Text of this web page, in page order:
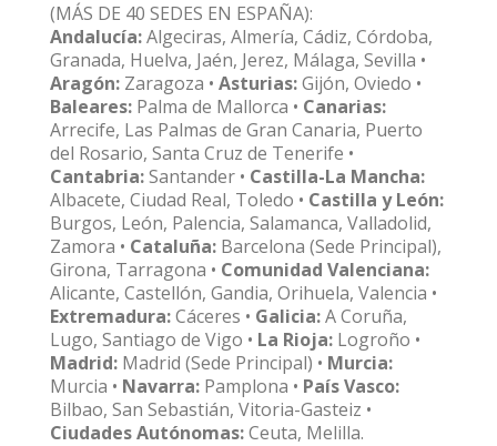
(MÁS DE 40 SEDES EN ESPAÑA):
Andalucía:Algeciras, Almería, Cádiz, Córdoba,
Granada, Huelva, Jaén, Jerez, Málaga, Sevilla •
Aragón: Zaragoza • Asturias:Gijón, Oviedo •
Baleares: Palma de Mallorca • Canarias:
Arrecife, Las Palmas de Gran Canaria, Puerto
del Rosario, Santa Cruz de Tenerife •
Cantabria:Santander • Castilla-La Mancha:
Albacete, Ciudad Real, Toledo • Castilla y León:
Burgos, León, Palencia, Salamanca, Valladolid,
Zamora • Cataluña: Barcelona (Sede Principal),
Girona, Tarragona • Comunidad Valenciana:
Alicante, Castellón, Gandia, Orihuela, Valencia •
Extremadura:Cáceres • Galicia:A Coruña,
Lugo, Santiago de Vigo • La Rioja: Logroño •
Madrid: Madrid (Sede Principal) • Murcia:
Murcia • Navarra: Pamplona • País Vasco:
Bilbao, San Sebastián, Vitoria-Gasteiz •
Ciudades Autónomas:Ceuta, Melilla.